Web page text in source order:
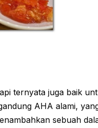
ternyata juga baik
AHA alami,
sebuah